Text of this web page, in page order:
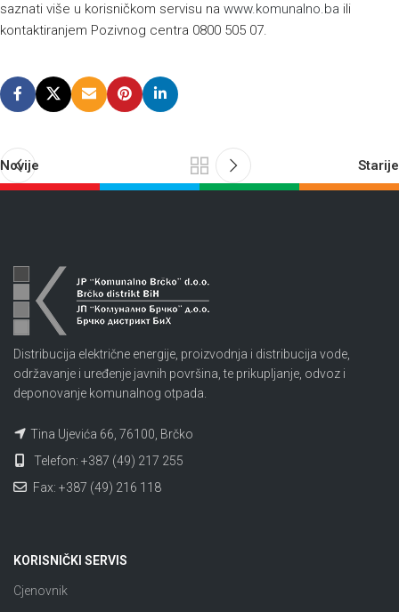
saznati više u korisničkom servisu na www.komunalno.ba ili
kontaktiranjem Pozivnog centra 0800 505 07.
Novije Starije
Distribucija električne energije, proizvodnja i distribucija vode,
održavanje i uređenje javnih površina, te prikupljanje, odvoz i
deponovanje komunalnog otpada.
Tina Ujevića 66, 76100, Brčko
Telefon: +387 (49) 217 255
Fax: +387 (49) 216 118
KORISNIČKI SERVIS
Cjenovnik